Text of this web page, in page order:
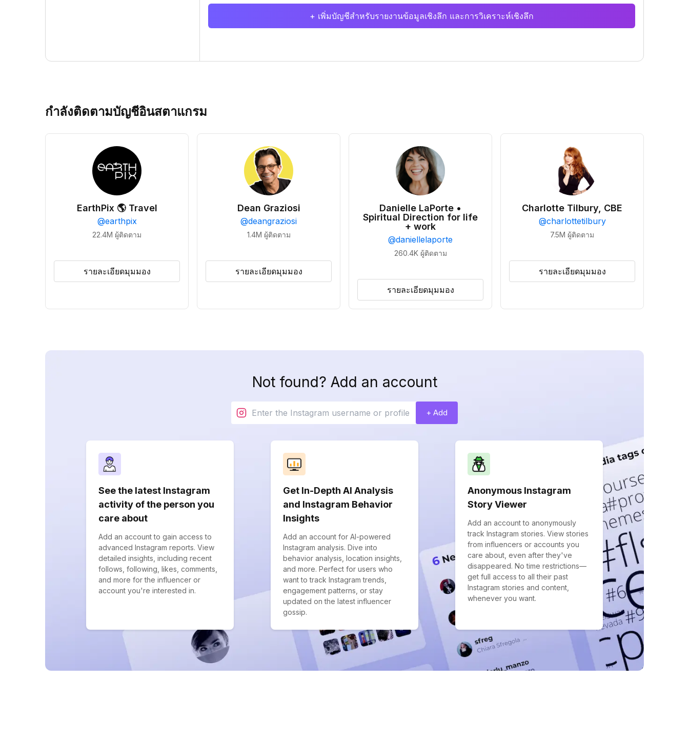
+ เพิ่มบัญชีสำหรับรายงานข้อมูลเชิงลึก และการวิเคราะห์เชิงลึก
กำลังติดตามบัญชีอินสตาแกรม
EarthPix 🌎 Travel
@earthpix
22.4M ผู้ติดตาม
รายละเอียดมุมมอง
Dean Graziosi
@deangraziosi
1.4M ผู้ติดตาม
รายละเอียดมุมมอง
Danielle LaPorte •
Spiritual Direction for life
+ work
@daniellelaporte
260.4K ผู้ติดตาม
รายละเอียดมุมมอง
Charlotte Tilbury, CBE
@charlottetilbury
7.5M ผู้ติดตาม
รายละเอียดมุมมอง
Not found? Add an account
+ Add
See the latest Instagram
activity of the person you
care about
Add an account to gain access to
advanced Instagram reports. View
detailed insights, including recent
follows, following, likes, comments,
and more for the influencer or
account you're interested in.
Get In-Depth AI Analysis
and Instagram Behavior
Insights
Add an account for AI-powered
Instagram analysis. Dive into
behavior analysis, location insights,
and more. Perfect for users who
want to track Instagram trends,
engagement patterns, or stay
updated on the latest influencer
gossip.
Anonymous Instagram
Story Viewer
Add an account to anonymously
track Instagram stories. View stories
from influencers or accounts you
care about, even after they've
disappeared. No time restrictions—
get full access to all their past
Instagram stories and content,
whenever you want.